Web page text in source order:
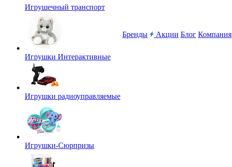
Игрушечный транспорт
Игрушки Интерактивные
Игрушки радиоуправляемые
Игрушки-Сюрпризы
Бренды Акции Блог Компания